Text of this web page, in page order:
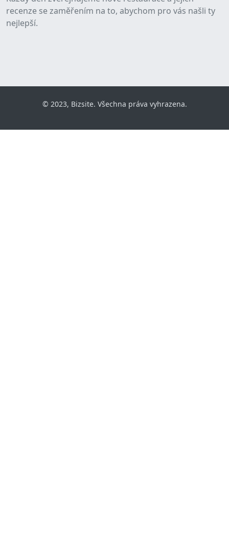
recenze se zaměřením na to, abychom pro vás našli ty
nejlepší.
© 2023, Bizsite. Všechna práva vyhrazena.